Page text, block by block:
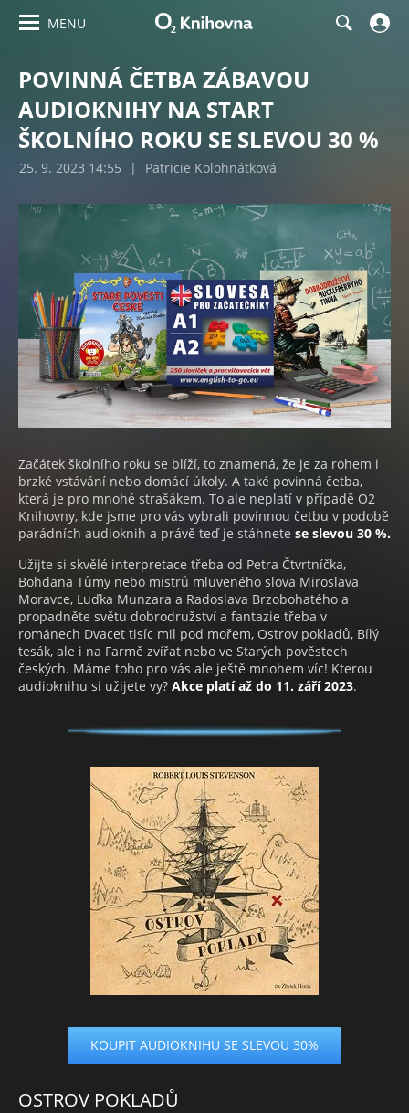
MENU
POVINNÁ ČETBA ZÁBAVOU
AUDIOKNIHY NA START
ŠKOLNÍHO ROKU SE SLEVOU 30 %
25. 9. 2023 14:55 | Patricie Kolohnátková
Začátek školního roku se blíží, to znamená, že je za rohem i
brzké vstávání nebo domácí úkoly. A také povinná četba,
která je pro mnohé strašákem. To ale neplatí v případě O2
Knihovny, kde jsme pro vás vybrali povinnou četbu v podobě
parádních audioknih a právě teď je stáhnete se slevou 30 %.
Užijte si skvělé interpretace třeba od Petra Čtvrtníčka,
Bohdana Tůmy nebo mistrů mluveného slova Miroslava
Moravce, Luďka Munzara a Radoslava Brzobohatého a
propadněte světu dobrodružství a fantazie třeba v
románech Dvacet tisíc mil pod mořem, Ostrov pokladů, Bílý
tesák, ale i na Farmě zvířat nebo ve Starých pověstech
českých. Máme toho pro vás ale ještě mnohem víc! Kterou
audioknihu si užijete vy? Akce platí až do 11. září 2023.
KOUPIT AUDIOKNIHU SE SLEVOU 30%
OSTROV POKLADŮ